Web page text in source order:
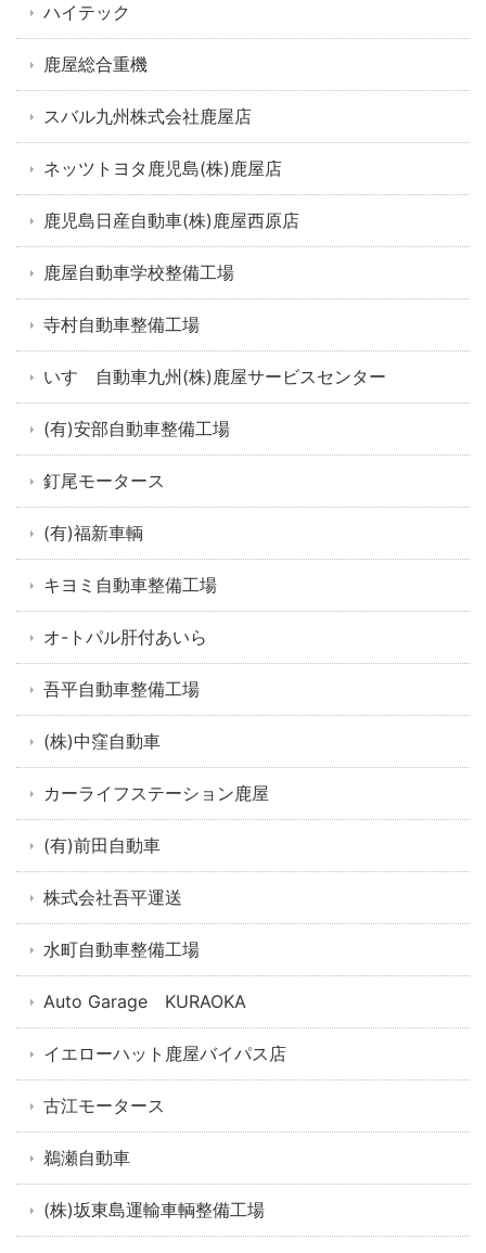
ハイテック
鹿屋総合重機
スバル九州株式会社鹿屋店
ネッツトヨタ鹿児島(株)鹿屋店
鹿児島日産自動車(株)鹿屋西原店
鹿屋自動車学校整備工場
寺村自動車整備工場
いすゞ自動車九州(株)鹿屋サービスセンター
(有)安部自動車整備工場
釘尾モータース
(有)福新車輌
キヨミ自動車整備工場
オ-トパル肝付あいら
吾平自動車整備工場
(株)中窪自動車
カーライフステーション鹿屋
(有)前田自動車
株式会社吾平運送
水町自動車整備工場
Auto Garage KURAOKA
イエローハット鹿屋バイパス店
古江モータース
鵜瀬自動車
(株)坂東島運輸車輌整備工場